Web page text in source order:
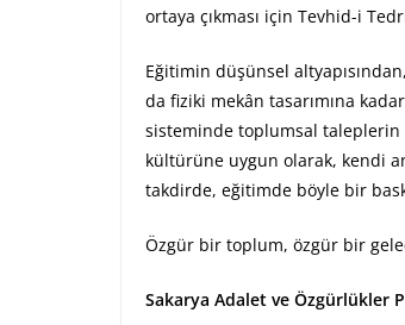
ortaya çıkması için Tevhid-i
Eğitimin düşünsel
da fiziki mekân tasarımına
sisteminde toplumsal taleplerin
kültürüne uygun olarak, kendi
takdirde, eğitimde böyle bir
Özgür bir toplum, özgür bir
Sakarya Adalet ve Özgürlükler